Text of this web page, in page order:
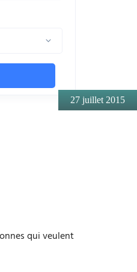
27 juillet 2015
qui veulent